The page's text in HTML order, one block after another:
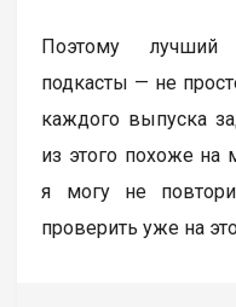
Поэтому лучший
подкасты — не
каждого выпуска
из этого похоже
я могу не
проверить уже на